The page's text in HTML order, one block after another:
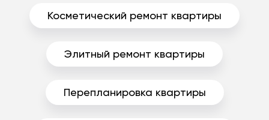
Косметический ремонт квартиры
Элитный ремонт квартиры
Перепланировка квартиры